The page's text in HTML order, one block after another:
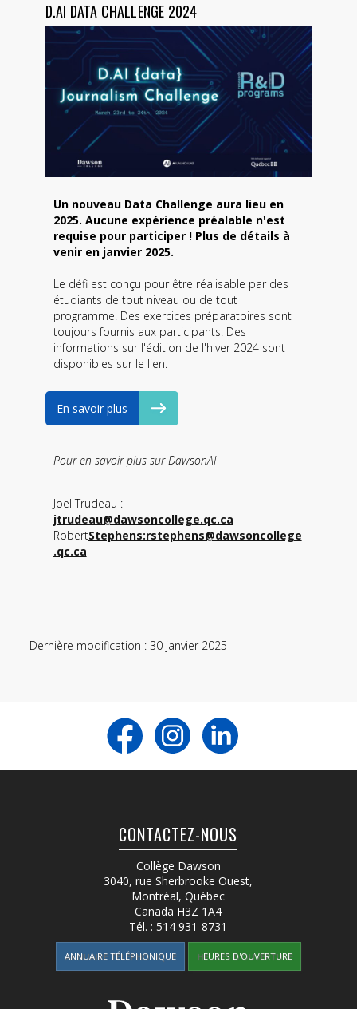
D.AI DATA CHALLENGE 2024
Un nouveau Data Challenge aura lieu en
2025. Aucune expérience préalable n'est
requise pour participer ! Plus de détails à
venir en janvier 2025.
Le défi est conçu pour être réalisable par des
étudiants de tout niveau ou de tout
programme. Des exercices préparatoires sont
toujours fournis aux participants. Des
informations sur l'édition de l'hiver 2024 sont
disponibles sur le lien.
En savoir plus
Pour en savoir plus sur DawsonAI
Joel Trudeau :
jtrudeau@dawsoncollege.qc.ca
RobertStephens:rstephens@dawsoncollege
.qc.ca
Dernière modification : 30 janvier 2025
CONTACTEZ-NOUS
Collège Dawson
3040, rue Sherbrooke Ouest,
Montréal, Québec
Canada H3Z 1A4
Tél. :514 931-8731
ANNUAIRE TÉLÉPHONIQUE HEURES D'OUVERTURE